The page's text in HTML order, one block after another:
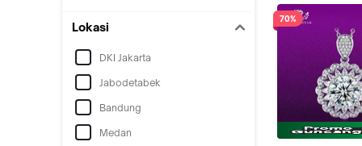
Lokasi
DKI Jakarta
Jabodetabek
Bandung
Medan
70%